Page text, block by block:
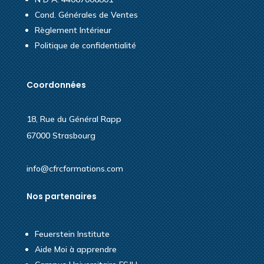
Cond. Générales de Ventes
Règlement Intérieur
Politique de confidentialité
Coordonnées
18, Rue du Général Rapp
67000 Strasbourg
info@cfrcformations.com
Nos partenaires
Feuerstein Institute
Aide Moi à apprendre